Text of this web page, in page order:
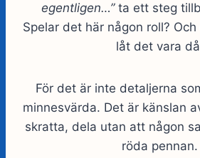
egentligen…”ta ett steg
Spelar det här någon roll?
låt det vara
För det är inte detaljerna
minnesvärda. Det är känslan
skratta, dela utan att någon
röda pennan.